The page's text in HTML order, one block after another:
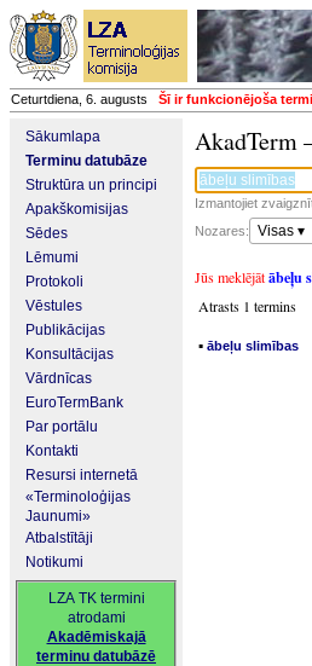
Ceturtdiena, 6. augusts Šī ir funkcionējoša
Sākumlapa
Terminu datubāze
Struktūra un principi
Apakškomisijas
Sēdes
Lēmumi
Protokoli
Vēstules
Publikācijas
Konsultācijas
Vārdnīcas
EuroTermBank
Par portālu
Kontakti
Resursi internetā
«Terminoloģijas
Jaunumi»
Atbalstītāji
Notikumi
LZA TK termini
atrodami
Akadēmiskajā
terminu datubāzē
AkadTerm
Izmantojiet
Nozares:
Visas ▾
Jūs meklējātābeļu
Atrasts 1 termins
▪ ābeļu slimības